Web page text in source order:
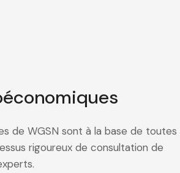
de WGSN sont à la base de toutes
rigoureux de consultation de